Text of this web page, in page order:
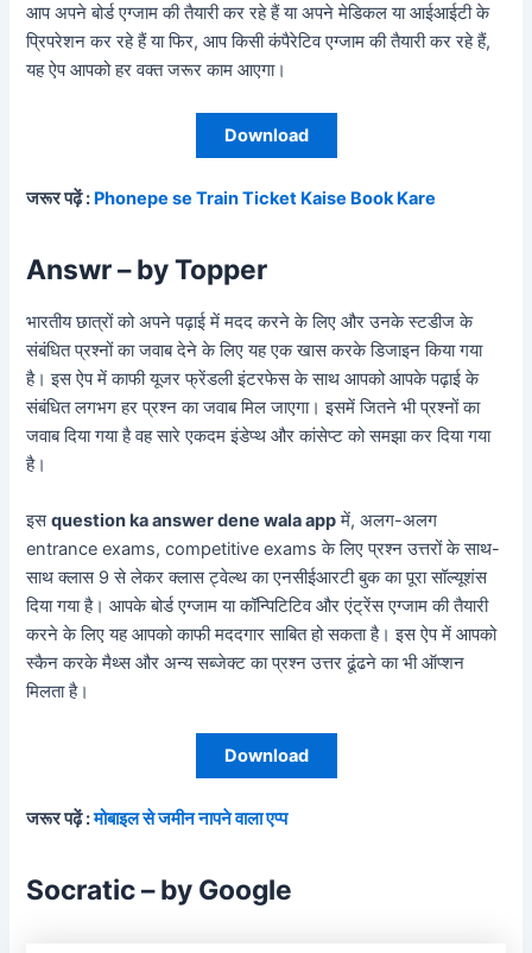
आप अपने बोर्ड एग्जाम की तैयारी कर रहे हैं या अपने मेडिकल या आईआईटी के
प्रिपरेशन कर रहे हैं या फिर, आप किसी कंपैरेटिव एग्जाम की तैयारी कर रहे हैं,
यह ऐप आपको हर वक्त जरूर काम आएगा।
Download
जरूर पढ़ें : Phonepe se Train Ticket Kaise Book Kare
Answr – by Topper
भारतीय छात्रों को अपने पढ़ाई में मदद करने के लिए और उनके स्टडीज के
संबंधित प्रश्नों का जवाब देने के लिए यह एक खास करके डिजाइन किया गया
है। इस ऐप में काफी यूजर फ्रेंडली इंटरफेस के साथ आपको आपके पढ़ाई के
संबंधित लगभग हर प्रश्न का जवाब मिल जाएगा। इसमें जितने भी प्रश्नों का
जवाब दिया गया है वह सारे एकदम इंडेप्थ और कांसेप्ट को समझा कर दिया गया
है।
इसquestion ka answer dene wala appमें, अलग-अलग
entrance exams, competitive exams के लिए प्रश्न उत्तरों के साथ-
साथ क्लास 9 से लेकर क्लास ट्वेल्थ का एनसीईआरटी बुक का पूरा सॉल्यूशंस
दिया गया है। आपके बोर्ड एग्जाम या कॉन्पिटिटिव और एंट्रेंस एग्जाम की तैयारी
करने के लिए यह आपको काफी मददगार साबित हो सकता है। इस ऐप में आपको
स्कैन करके मैथ्स और अन्य सब्जेक्ट का प्रश्न उत्तर ढूंढने का भी ऑप्शन
मिलता है।
Download
जरूर पढ़ें :मोबाइल से जमीन नापने वाला एप्प
Socratic – by Google